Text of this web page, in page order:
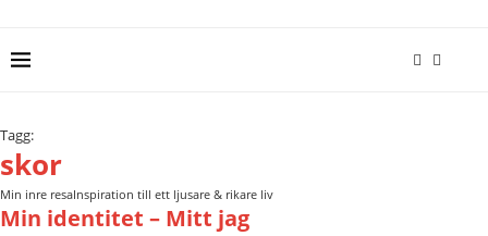
Tagg:
skor
Min inre resaInspiration till ett ljusare & rikare liv
Min identitet – Mitt jag